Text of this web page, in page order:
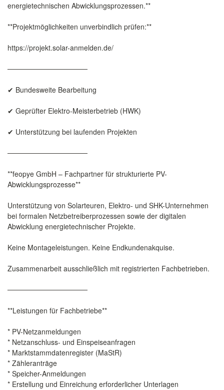
energietechnischen Abwicklungsprozessen.**
**Projektmöglichkeiten unverbindlich prüfen:**
https://projekt.solar-anmelden.de/
────────────────
✔ Bundesweite Bearbeitung
✔ Geprüfter Elektro-Meisterbetrieb (HWK)
✔ Unterstützung bei laufenden Projekten
────────────────
**feopye GmbH – Fachpartner für strukturierte PV-
Abwicklungsprozesse**
Unterstützung von Solarteuren, Elektro- und SHK-Unternehmen
bei formalen Netzbetreiberprozessen sowie der digitalen
Abwicklung energietechnischer Projekte.
Keine Montageleistungen. Keine Endkundenakquise.
Zusammenarbeit ausschließlich mit registrierten Fachbetrieben.
────────────────
**Leistungen für Fachbetriebe**
* PV-Netzanmeldungen
* Netzanschluss- und Einspeiseanfragen
* Marktstammdatenregister (MaStR)
* Zähleranträge
* Speicher-Anmeldungen
* Erstellung und Einreichung erforderlicher Unterlagen